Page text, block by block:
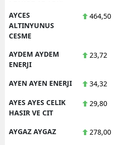
AYCES
ALTINYUNUS
CESME
464,50
AYDEM AYDEM
ENERJI
23,72
AYEN AYEN ENERJI 34,32
AYES AYES CELIK
HASIR VE CIT
29,80
AYGAZ AYGAZ 278,00